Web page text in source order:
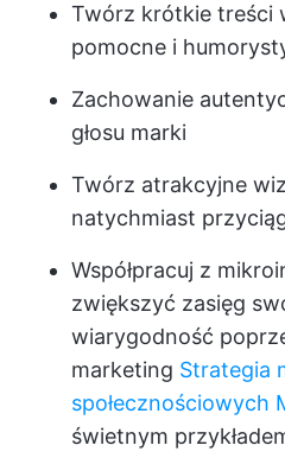
Twórz krótkie treści
pomocne i
Zachowanie
głosu marki
Twórz atrakcyjne
natychmiast
Współpracuj z
zwiększyć zasięg
wiarygodność
marketing Strategia
społecznościowych
świetnym